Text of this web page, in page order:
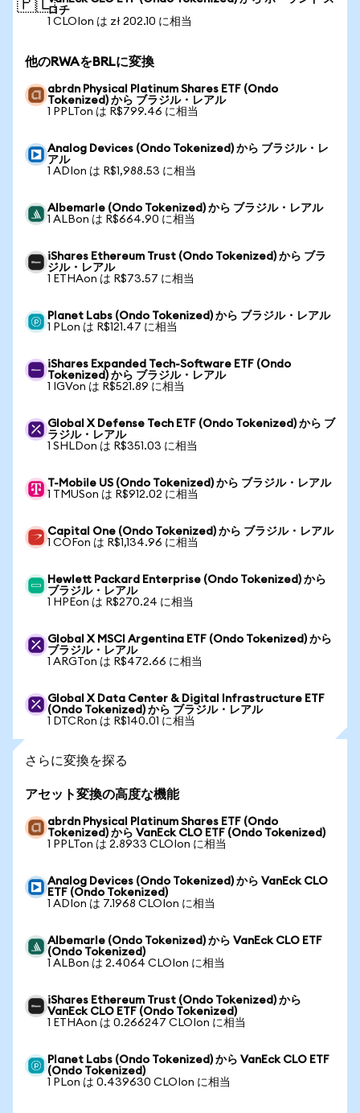
🇵🇱ロチ
1 CLOIon は zł 202.10 に相当
他のRWAをBRLに変換
abrdn Physical Platinum Shares ETF (Ondo
Tokenized) から ブラジル・レアル
1 PPLTon は R$799.46 に相当
Analog Devices (Ondo Tokenized) から ブラジル・レ
アル
1 ADIon は R$1,988.53 に相当
Albemarle (Ondo Tokenized) から ブラジル・レアル
1 ALBon は R$664.90 に相当
iShares Ethereum Trust (Ondo Tokenized) から ブラ
ジル・レアル
1 ETHAon は R$73.57 に相当
Planet Labs (Ondo Tokenized) から ブラジル・レアル
1 PLon は R$121.47 に相当
iShares Expanded Tech-Software ETF (Ondo
Tokenized) から ブラジル・レアル
1 IGVon は R$521.89 に相当
Global X Defense Tech ETF (Ondo Tokenized) から ブ
ラジル・レアル
1 SHLDon は R$351.03 に相当
T-Mobile US (Ondo Tokenized) から ブラジル・レアル
1 TMUSon は R$912.02 に相当
Capital One (Ondo Tokenized) から ブラジル・レアル
1 COFon は R$1,134.96 に相当
Hewlett Packard Enterprise (Ondo Tokenized) から
ブラジル・レアル
1 HPEon は R$270.24 に相当
Global X MSCI Argentina ETF (Ondo Tokenized) から
ブラジル・レアル
1 ARGTon は R$472.66 に相当
Global X Data Center & Digital Infrastructure ETF
(Ondo Tokenized) から ブラジル・レアル
1 DTCRon は R$140.01 に相当
さらに変換を探る
アセット変換の高度な機能
abrdn Physical Platinum Shares ETF (Ondo
Tokenized) から VanEck CLO ETF (Ondo Tokenized)
1 PPLTon は 2.8933 CLOIon に相当
Analog Devices (Ondo Tokenized) から VanEck CLO
ETF (Ondo Tokenized)
1 ADIon は 7.1968 CLOIon に相当
Albemarle (Ondo Tokenized) から VanEck CLO ETF
(Ondo Tokenized)
1 ALBon は 2.4064 CLOIon に相当
iShares Ethereum Trust (Ondo Tokenized) から
VanEck CLO ETF (Ondo Tokenized)
1 ETHAon は 0.266247 CLOIon に相当
Planet Labs (Ondo Tokenized) から VanEck CLO ETF
(Ondo Tokenized)
1 PLon は 0.439630 CLOIon に相当